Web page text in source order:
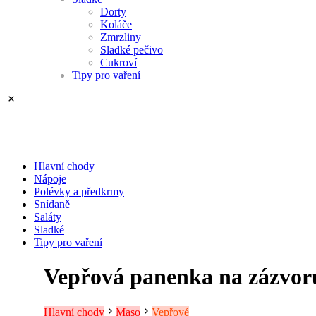
Dorty
Koláče
Zmrzliny
Sladké pečivo
Cukroví
Tipy pro vaření
Hlavní chody
Nápoje
Polévky a předkrmy
Snídaně
Saláty
Sladké
Tipy pro vaření
Vepřová panenka na
Hlavní chody Maso Vepřové